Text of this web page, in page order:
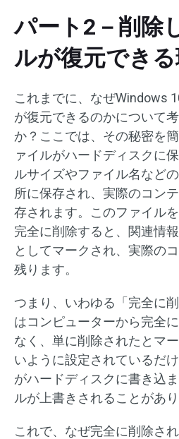
パート2－削除
ルが復元でき
これまでに、なぜWindows
が復元できるのかについて
か？ここでは、その秘密を
ァイルがハードディスクに
ルサイズやファイル名など
所に保存され、実際のコン
存されます。このファイル
完全に削除すると、関連情
としてマークされ、実際の
残ります。
つまり、いわゆる「完全に
はコンピューターから完全
なく、単に削除されたとマ
いように設定されているだ
がハードディスクに書き込
ルが上書きされることがあり
これで、なぜ完全に削除さ